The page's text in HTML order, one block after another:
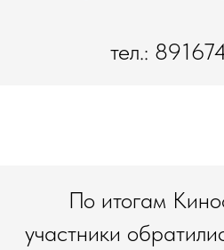
тел.:
По итогам
участники